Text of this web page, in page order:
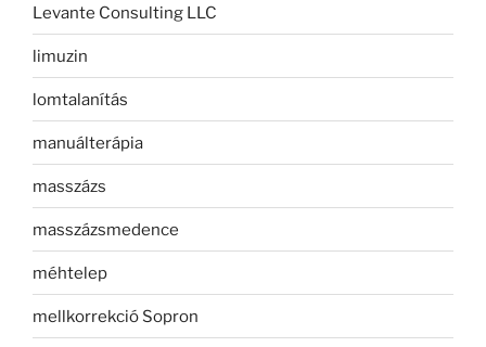
Levante Consulting LLC
limuzin
lomtalanítás
manuálterápia
masszázs
masszázsmedence
méhtelep
mellkorrekció Sopron